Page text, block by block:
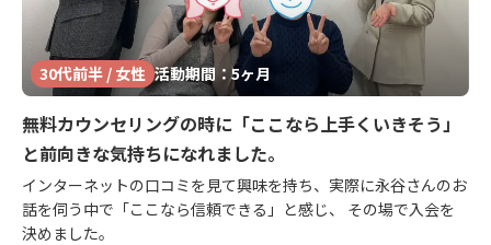
30代前半 / 女性 活動期間：5ヶ月
無料カウンセリングの時に「ここなら上手くいきそう」
と前向きな気持ちになれました。
インターネットの口コミを見て興味を持ち、実際に永谷さんのお
話を伺う中で「ここなら信頼できる」と感じ、 その場で入会を
決めました。